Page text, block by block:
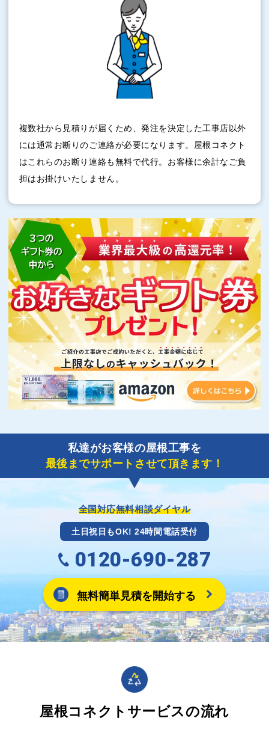
複数社から見積りが届くため、発注を決定した工事店以外
には通常お断りのご連絡が必要になります。屋根コネクト
はこれらのお断り連絡も無料で代行。お客様に余計なご負
担はお掛けいたしません。
私達がお客様の屋根工事を
最後までサポートさせて頂きます！
全国対応無料相談ダイヤル
土日祝日もOK! 24時間電話受付
0120-690-287
無料簡単見積を開始する
屋根コネクトサービスの流れ